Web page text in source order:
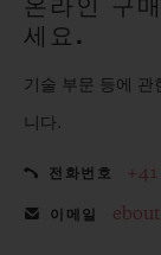
온라인 구
세요.
기술 부문 등에
니다.
전화번호 +41
이메일